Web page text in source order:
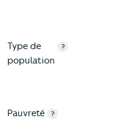
Type de
population
?
Pauvreté ?